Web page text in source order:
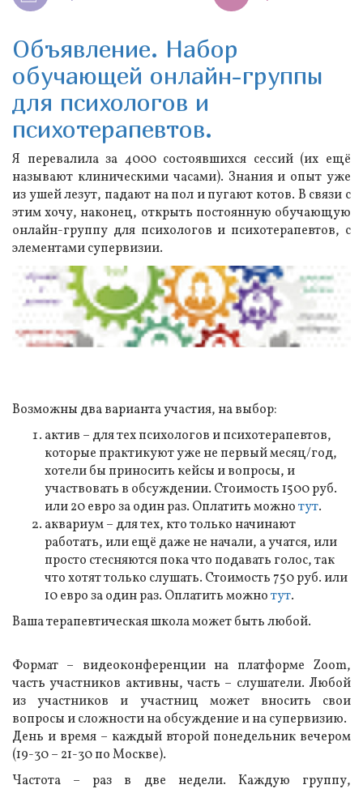
Объявление. Набор
обучающей онлайн-группы
для психологов и
психотерапевтов.
Я перевалила за 4000 состоявшихся сессий (их ещё
называют клиническими часами). Знания и опыт уже
из ушей лезут, падают на пол и пугают котов. В связи с
этим хочу, наконец, открыть постоянную обучающую
онлайн-группу для психологов и психотерапевтов, с
элементами супервизии.
Возможны два варианта участия, на выбор:
актив – для тех психологов и психотерапевтов,
которые практикуют уже не первый месяц/год,
хотели бы приносить кейсы и вопросы, и
участвовать в обсуждении. Стоимость 1500 руб.
или 20 евро за один раз. Оплатить можнотут.
аквариум – для тех, кто только начинают
работать, или ещё даже не начали, а учатся, или
просто стесняются пока что подавать голос, так
что хотят только слушать. Стоимость 750 руб. или
10 евро за один раз. Оплатить можнотут.
Ваша терапевтическая школа может быть любой.
Формат – видеоконференции на платформе Zoom,
часть участников активны, часть – слушатели. Любой
из участников и участниц может вносить свои
вопросы и сложности на обсуждение и на супервизию.
День и время – каждый второй понедельник вечером
(19-30 – 21-30 по Москве).
Частота – раз в две недели. Каждую группу,